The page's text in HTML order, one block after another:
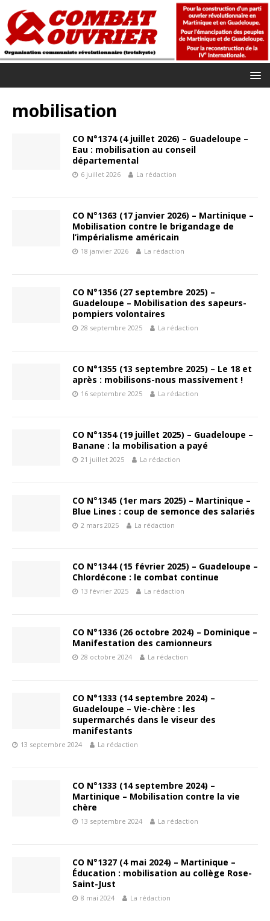
mobilisation
CO N°1374 (4 juillet 2026) – Guadeloupe –
Eau : mobilisation au conseil
départemental
6 juillet 2026 La rédaction
CO N°1363 (17 janvier 2026) – Martinique –
Mobilisation contre le brigandage de
l’impérialisme américain
18 janvier 2026 La rédaction
CO N°1356 (27 septembre 2025) –
Guadeloupe – Mobilisation des sapeurs-
pompiers volontaires
28 septembre 2025 La rédaction
CO N°1355 (13 septembre 2025) – Le 18 et
après : mobilisons-nous massivement !
16 septembre 2025 La rédaction
CO N°1354 (19 juillet 2025) – Guadeloupe –
Banane : la mobilisation a payé
21 juillet 2025 La rédaction
CO N°1345 (1er mars 2025) – Martinique –
Blue Lines : coup de semonce des salariés
2 mars 2025 La rédaction
CO N°1344 (15 février 2025) – Guadeloupe –
Chlordécone : le combat continue
13 février 2025 La rédaction
CO N°1336 (26 octobre 2024) – Dominique –
Manifestation des camionneurs
28 octobre 2024 La rédaction
CO N°1333 (14 septembre 2024) –
Guadeloupe – Vie-chère : les
supermarchés dans le viseur des
manifestants
13 septembre 2024 La rédaction
CO N°1333 (14 septembre 2024) –
Martinique – Mobilisation contre la vie
chère
13 septembre 2024 La rédaction
CO N°1327 (4 mai 2024) – Martinique –
Éducation : mobilisation au collège Rose-
Saint-Just
8 mai 2024 La rédaction